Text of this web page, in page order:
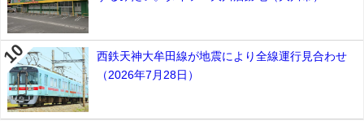
西鉄天神大牟田線が地震により全線運行見合わせ
（2026年7月28日）